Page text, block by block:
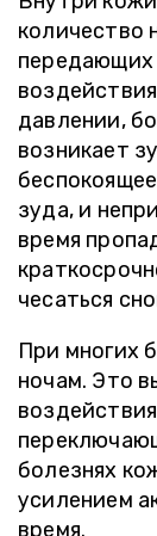
количество
передающих
давлении,
возникает
зуда, и
время
чесаться
При многих
ночам. Это
болезнях
усилением
время.